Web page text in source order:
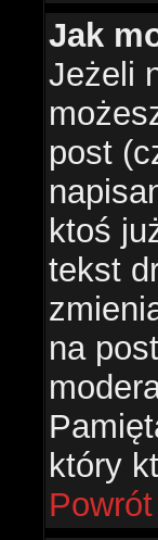
Jak
Jeżeli
post
ktoś
tekst
na
który